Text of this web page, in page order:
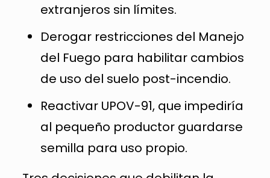
extranjeros sin límites.
Derogar restricciones del Manejo
del Fuego para habilitar cambios
de uso del suelo post-incendio.
Reactivar UPOV-91, que impediría
al pequeño productor guardarse
semilla para uso propio.